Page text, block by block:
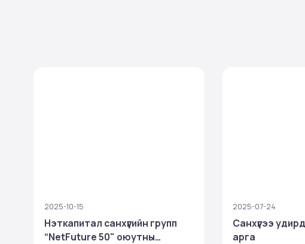
2025-10-15
Нэткапитал санхүүгийн групп
“NetFuture 50" оюутны
2025-07-24
Санхүүгээ
арга